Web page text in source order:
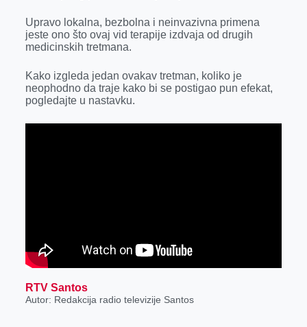
Upravo lokalna, bezbolna i neinvazivna primena
jeste ono što ovaj vid terapije izdvaja od drugih
medicinskih tretmana.
Kako izgleda jedan ovakav tretman, koliko je
neophodno da traje kako bi se postigao pun efekat,
pogledajte u nastavku.
RTV Santos
Autor: Redakcija radio televizije Santos